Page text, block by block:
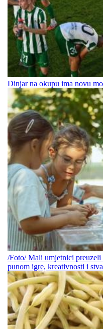
Dinjar na okupu ima novu
/Foto/ Mali umjetnici
punom igre, kreativnosti i